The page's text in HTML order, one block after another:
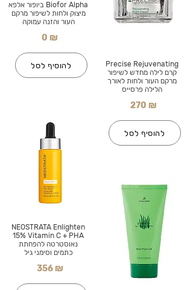
Biofor Alpha ביופור אלפא
מיצוק ולחות לשיפור מרקם
העור והזנה עמוקה
0 ₪
להוסיף לסל
NEOSTRATA Enlighten
15% Vitamin C + PHA
נאוסטרטה להפחתת
כתמים וסימני גיל
356 ₪
Precise Rejuvenating
קרם לילה מחדש לשיפור
מרקם העור ולחות לאורך
הלילה פרסייס
270 ₪
להוסיף לסל